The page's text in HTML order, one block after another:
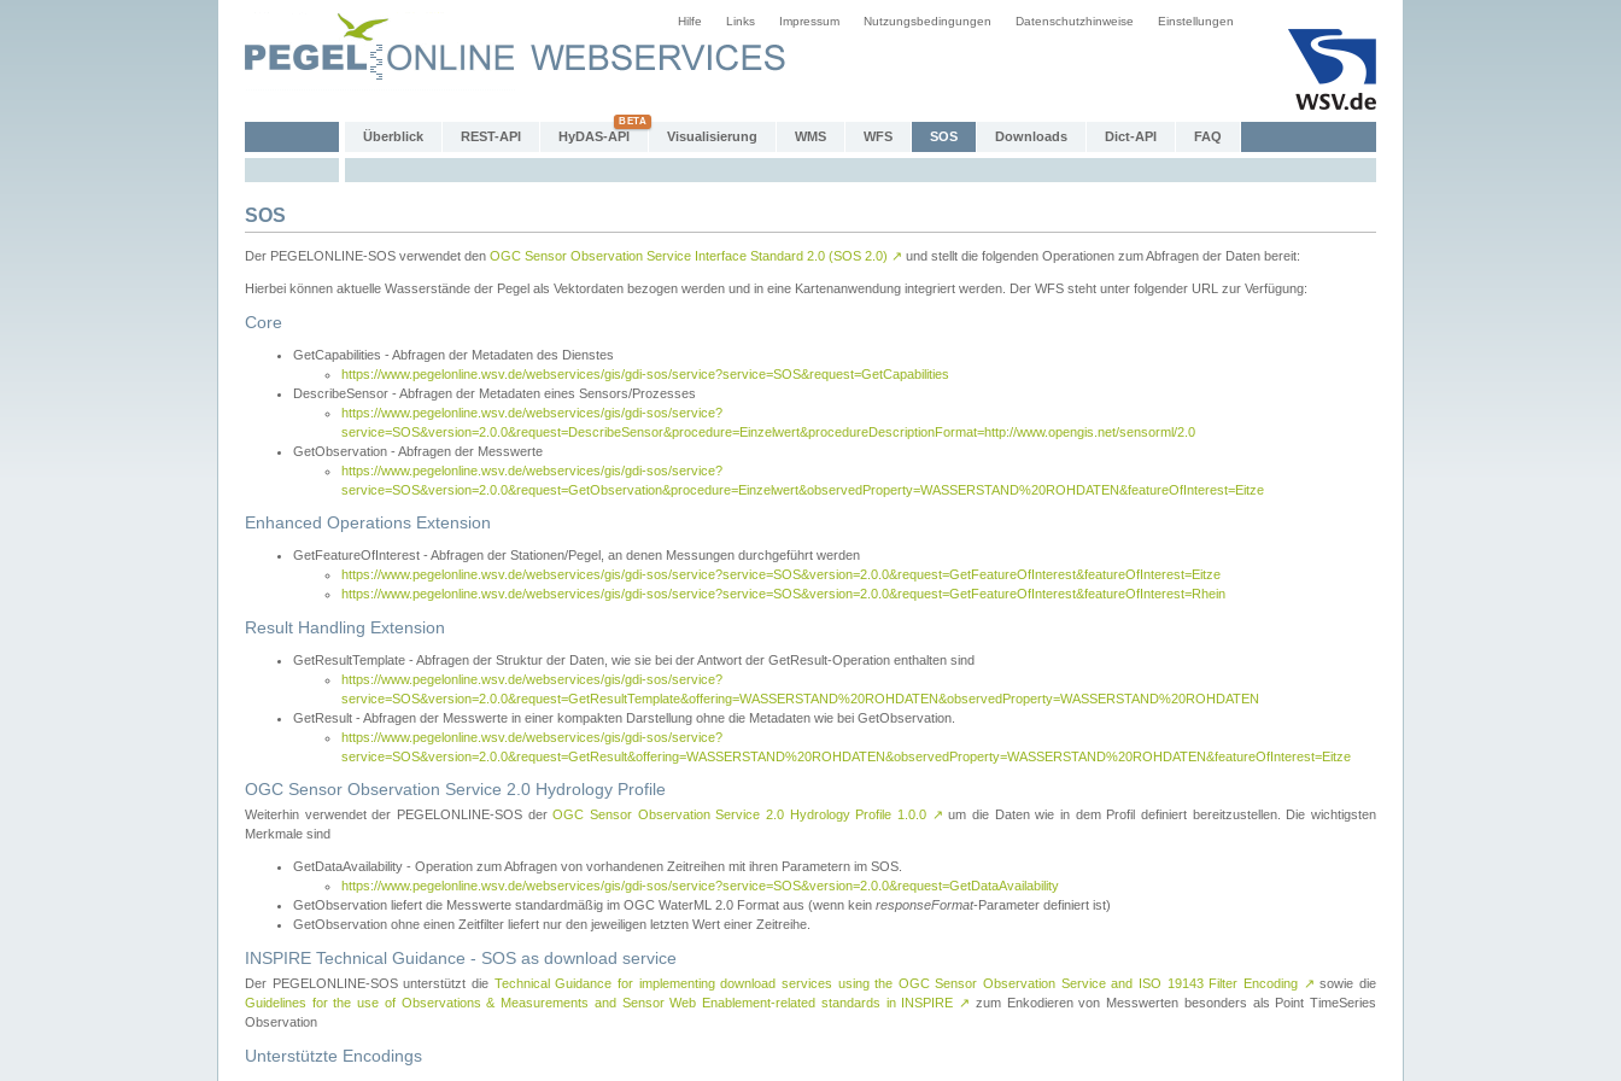
Hilfe Links Impressum Nutzungsbedingungen Datenschutzhinweise Einstellungen
Überblick REST-API HyDAS-API Visualisierung WMS WFS SOS Downloads Dict-API FAQ
SOS
Der PEGELONLINE-SOS verwendet den OGC Sensor Observation Service Interface Standard 2.0 (SOS 2.0) ↗ und stellt die folgenden Operationen zum Abfragen der Daten bereit:
Hierbei können aktuelle Wasserstände der Pegel als Vektordaten bezogen werden und in eine Kartenanwendung integriert werden. Der WFS steht unter folgender URL zur Verfügung:
Core
GetCapabilities - Abfragen der Metadaten des Dienstes
https://www.pegelonline.wsv.de/webservices/gis/gdi-sos/service?service=SOS&request=GetCapabilities
DescribeSensor - Abfragen der Metadaten eines Sensors/Prozesses
https://www.pegelonline.wsv.de/webservices/gis/gdi-sos/service?
service=SOS&version=2.0.0&request=DescribeSensor&procedure=Einzelwert&procedureDescriptionFormat=http://www.opengis.net/sensorml/2.0
GetObservation - Abfragen der Messwerte
https://www.pegelonline.wsv.de/webservices/gis/gdi-sos/service?
service=SOS&version=2.0.0&request=GetObservation&procedure=Einzelwert&observedProperty=WASSERSTAND%20ROHDATEN&featureOfInterest=Eitze
Enhanced Operations Extension
GetFeatureOfInterest - Abfragen der Stationen/Pegel, an denen Messungen durchgeführt werden
https://www.pegelonline.wsv.de/webservices/gis/gdi-sos/service?service=SOS&version=2.0.0&request=GetFeatureOfInterest&featureOfInterest=Eitze
https://www.pegelonline.wsv.de/webservices/gis/gdi-sos/service?service=SOS&version=2.0.0&request=GetFeatureOfInterest&featureOfInterest=Rhein
Result Handling Extension
GetResultTemplate - Abfragen der Struktur der Daten, wie sie bei der Antwort der GetResult-Operation enthalten sind
https://www.pegelonline.wsv.de/webservices/gis/gdi-sos/service?
service=SOS&version=2.0.0&request=GetResultTemplate&offering=WASSERSTAND%20ROHDATEN&observedProperty=WASSERSTAND%20ROHDATEN
GetResult - Abfragen der Messwerte in einer kompakten Darstellung ohne die Metadaten wie bei GetObservation.
https://www.pegelonline.wsv.de/webservices/gis/gdi-sos/service?
service=SOS&version=2.0.0&request=GetResult&offering=WASSERSTAND%20ROHDATEN&observedProperty=WASSERSTAND%20ROHDATEN&featureOfInterest=Eitze
OGC Sensor Observation Service 2.0 Hydrology Profile
Weiterhin verwendet der PEGELONLINE-SOS derOGC Sensor Observation Service 2.0 Hydrology Profile 1.0.0 ↗ um die Daten wie in dem Profil definiert bereitzustellen. Die wichtigsten
Merkmale sind
GetDataAvailability - Operation zum Abfragen von vorhandenen Zeitreihen mit ihren Parametern im SOS.
https://www.pegelonline.wsv.de/webservices/gis/gdi-sos/service?service=SOS&version=2.0.0&request=GetDataAvailability
GetObservation liefert die Messwerte standardmäßig im OGC WaterML 2.0 Format aus (wenn kein responseFormat-Parameter definiert ist)
GetObservation ohne einen Zeitfilter liefert nur den jeweiligen letzten Wert einer Zeitreihe.
INSPIRE Technical Guidance - SOS as download service
Der PEGELONLINE-SOS unterstützt die Technical Guidance for implementing download services using the OGC Sensor Observation Service and ISO 19143 Filter Encoding ↗ sowie die
Guidelines for the use of Observations & Measurements and Sensor Web Enablement-related standards in INSPIRE ↗ zum Enkodieren von Messwerten besonders als Point TimeSeries
Observation
Unterstützte Encodings